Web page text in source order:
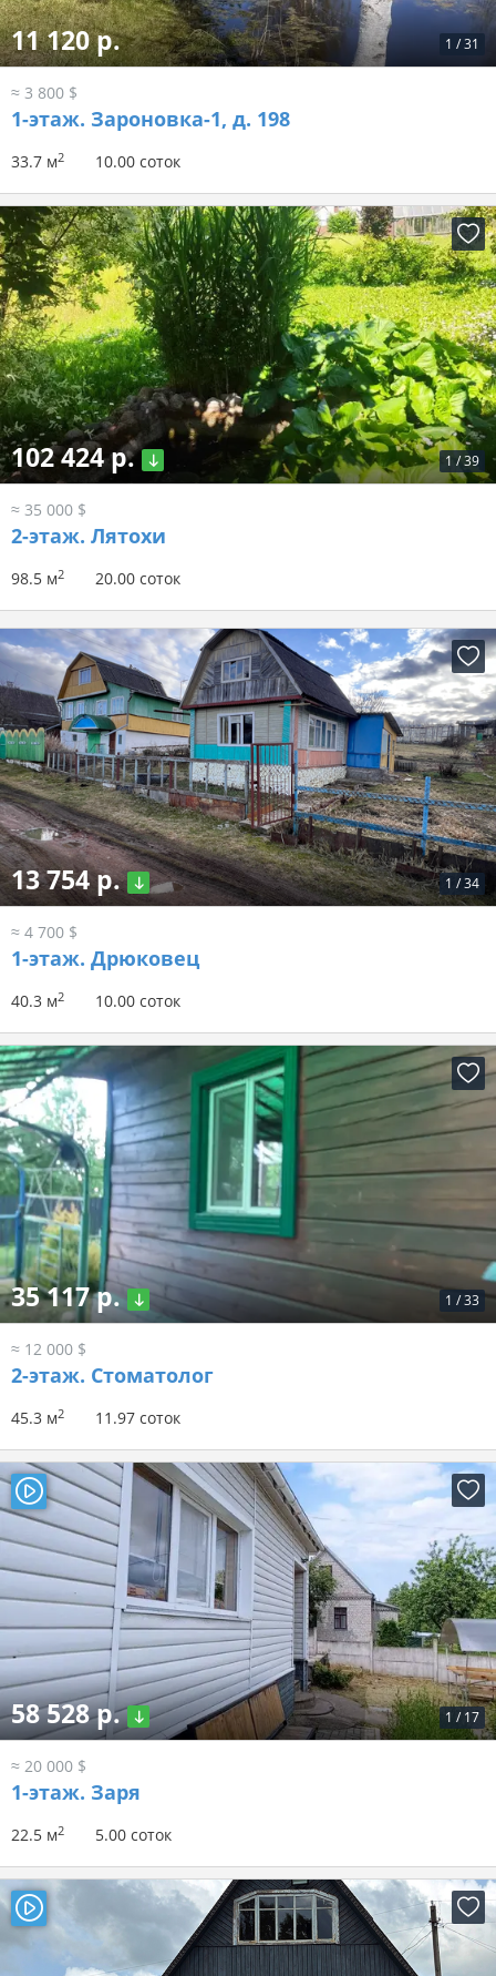
1 /31
11 120 р.
≈ 3 800 $
1-этаж. Зароновка-1, д. 198
33.7 м2 10.00 соток
1 /39
102 424 р.
≈ 35 000 $
2-этаж. Лятохи
98.5 м2 20.00 соток
1 /34
13 754 р.
≈ 4 700 $
1-этаж. Дрюковец
40.3 м2 10.00 соток
1 /33
35 117 р.
≈ 12 000 $
2-этаж. Стоматолог
45.3 м2 11.97 соток
1 / 17
58 528 р.
≈ 20 000 $
1-этаж. Заря
22.5 м2 5.00 соток